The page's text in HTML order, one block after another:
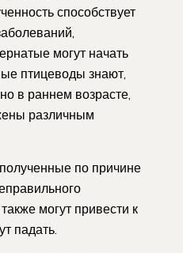
способствует
могут начать
птицеводы знают,
в раннем возрасте,
различным
по причине
могут привести к
падать.